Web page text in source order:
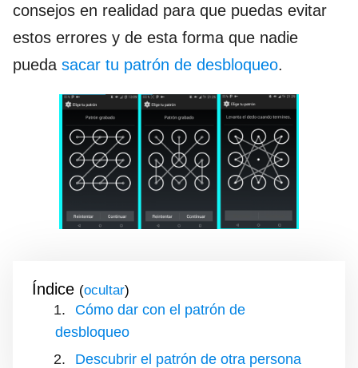
consejos en realidad para que puedas evitar
estos errores y de esta forma que nadie
pueda sacar tu patrón de desbloqueo.
Índice ( )
Cómo dar con el patrón de
desbloqueo
Descubrir el patrón de otra persona